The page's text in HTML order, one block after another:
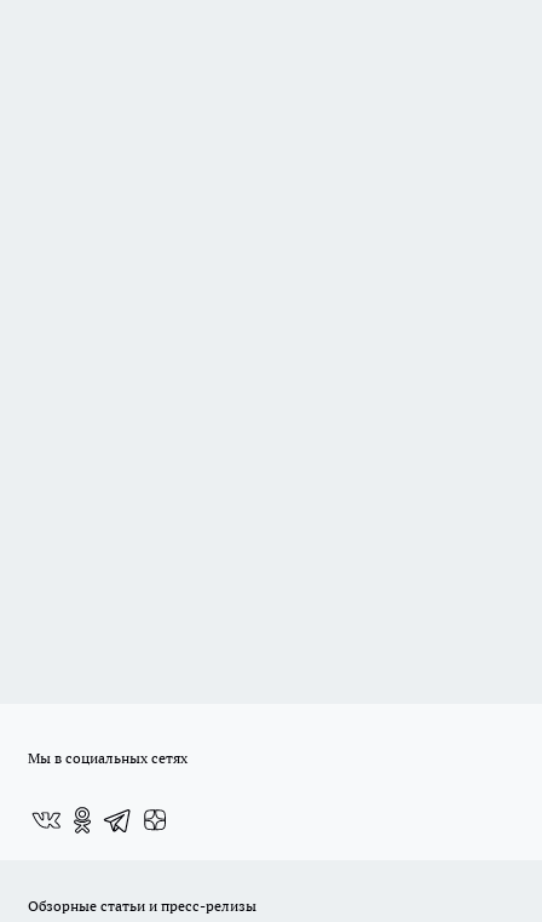
Мы в социальных сетях
Обзорные статьи и пресс-релизы